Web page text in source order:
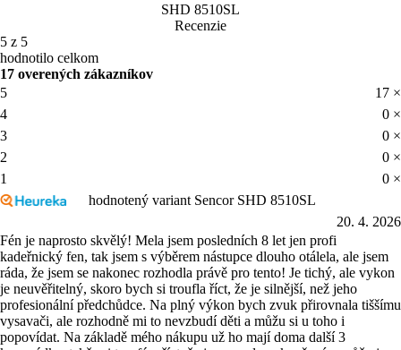
SHD 8510SL
Recenzie
5 z 5
hodnotilo celkom
17 overených zákazníkov
5
17 ×
4
0 ×
3
0 ×
2
0 ×
1
0 ×
hodnotený variant Sencor SHD 8510SL
20. 4. 2026
Fén je naprosto skvělý! Mela jsem posledních 8 let jen profi
kadeřnický fen, tak jsem s výběrem nástupce dlouho otálela, ale jsem
ráda, že jsem se nakonec rozhodla právě pro tento! Je tichý, ale vykon
je neuvěřitelný, skoro bych si troufla říct, že je silnější, než jeho
profesionální předchůdce. Na plný výkon bych zvuk přirovnala tiššímu
vysavači, ale rozhodně mi to nevzbudí děti a můžu si u toho i
popovídat. Na základě mého nákupu už ho mají doma další 3